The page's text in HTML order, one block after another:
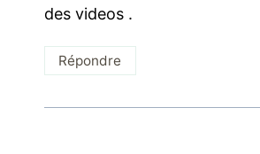
des videos .
Répondre